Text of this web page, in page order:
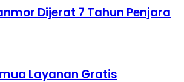
Dijerat 7 Tahun Penjara
Layanan Gratis